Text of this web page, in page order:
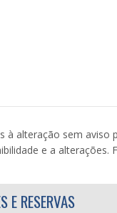
à alteração sem aviso
e a alterações.
E RESERVAS